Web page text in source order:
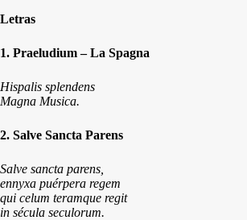
Letras
1. Praeludium – La Spagna
Hispalis splendens
Magna Musica.
2. Salve Sancta Parens
Salve sancta parens,
ennyxa puérpera regem
qui celum teramque regit
in sécula seculorum.